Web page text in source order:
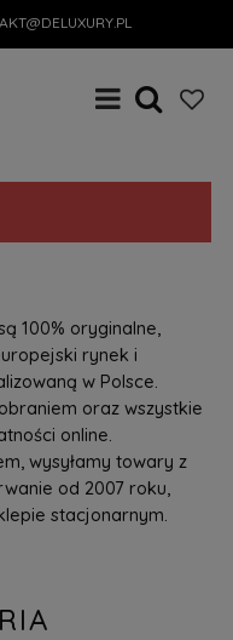
100% oryginalne,
rynek i
w Polsce.
oraz wszystkie
online.
wysyłamy towary z
od 2007 roku,
stacjonarnym.